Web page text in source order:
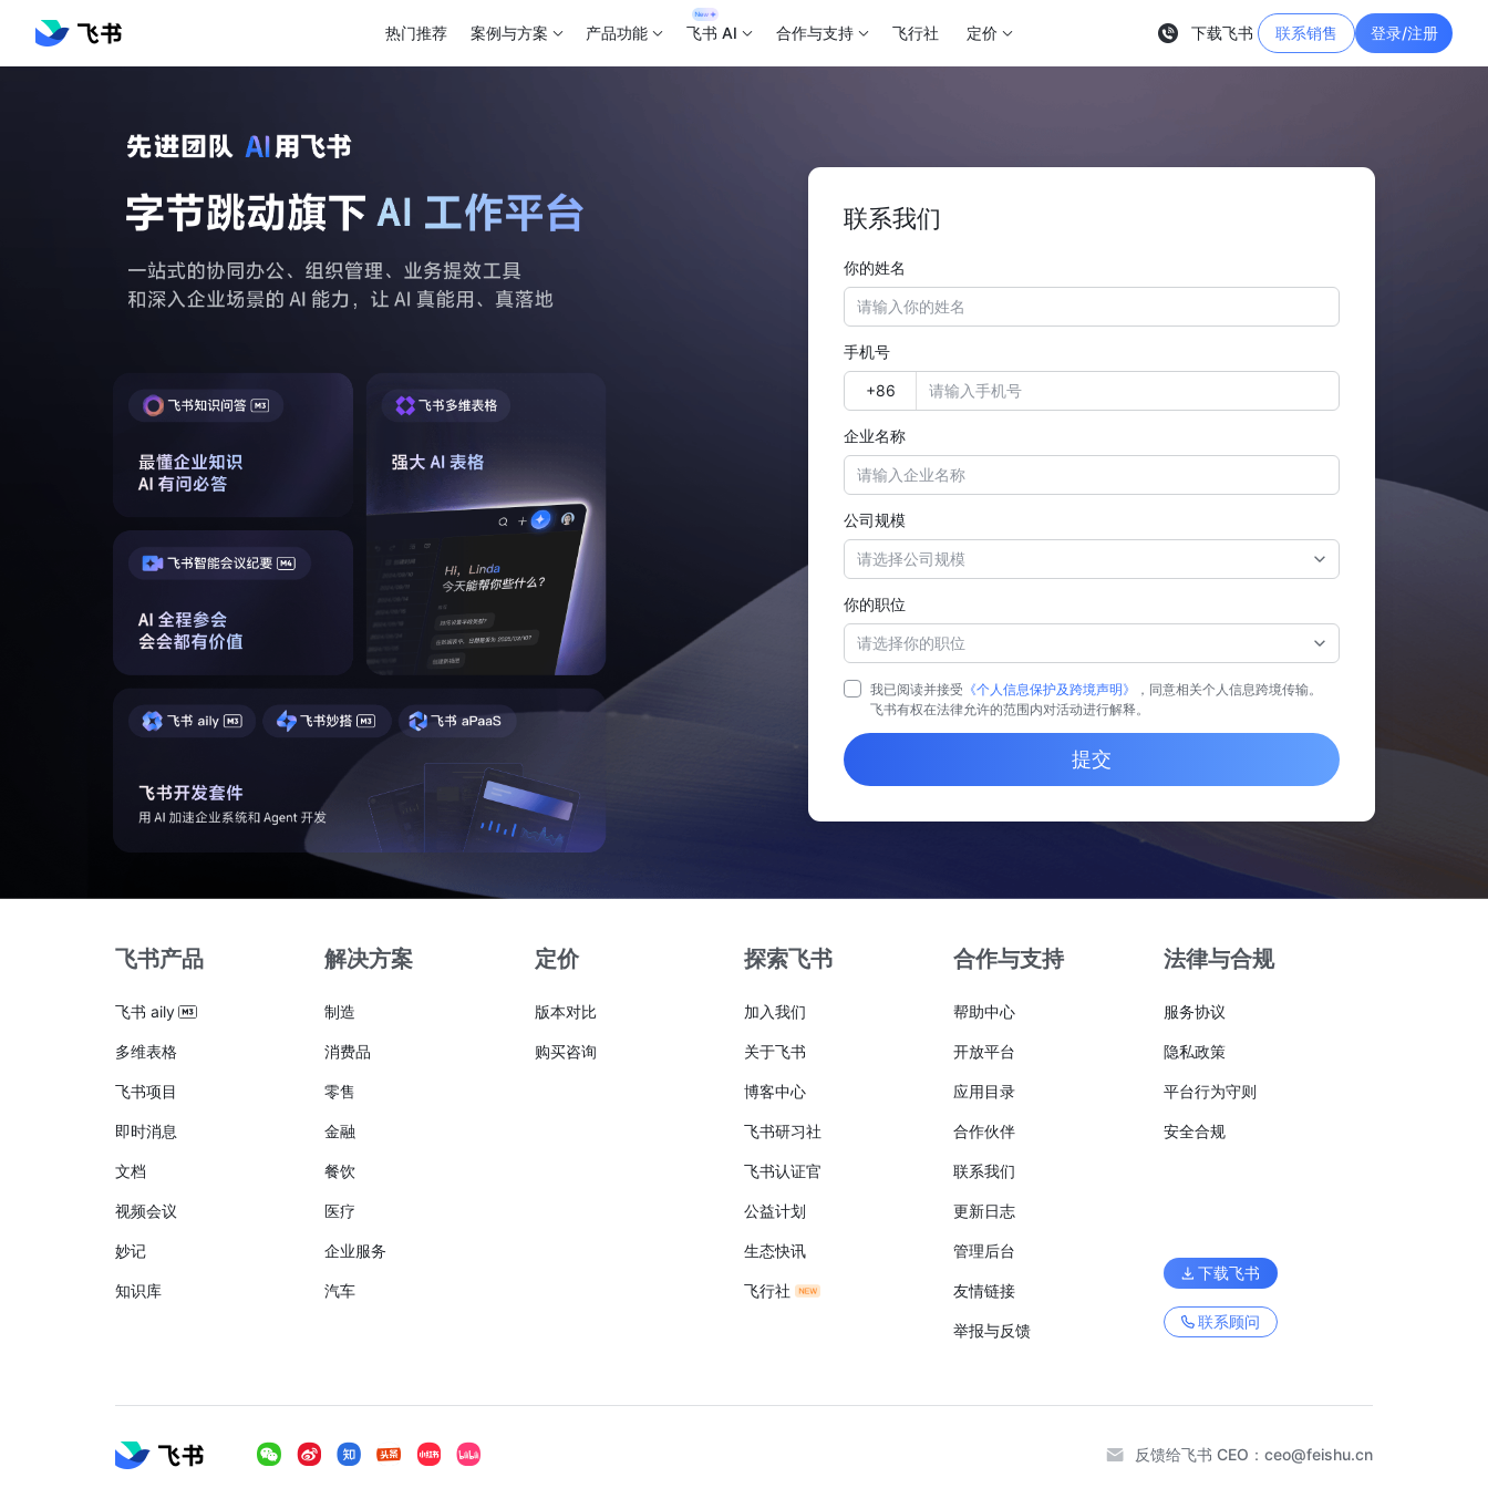
热门推荐 案例与方案 产品功能 飞书 AI 合作与支持 飞行社 定价 下载飞书 联系销售 登录/注册
联系我们
你的姓名
手机号
企业名称
公司规模
请选择公司规模
你的职位
请选择你的职位
我已阅读并接受 《个人信息保护及跨境声明》
，同意相关个人信息跨境传输。
飞书有权在法律允许的范围内对活动进行解释。
提交
飞书产品
飞书 aily
多维表格
飞书项目
即时消息
文档
视频会议
妙记
知识库
解决方案
制造
消费品
零售
金融
餐饮
医疗
企业服务
汽车
定价
版本对比
购买咨询
探索飞书
加入我们
关于飞书
博客中心
飞书研习社
飞书认证官
公益计划
生态快讯
飞行社
合作与支持
帮助中心
开放平台
应用目录
合作伙伴
联系我们
更新日志
管理后台
友情链接
举报与反馈
法律与合规
服务协议
隐私政策
平台行为守则
安全合规
下载飞书
联系顾问
反馈给飞书 CEO： ceo@feishu.cn